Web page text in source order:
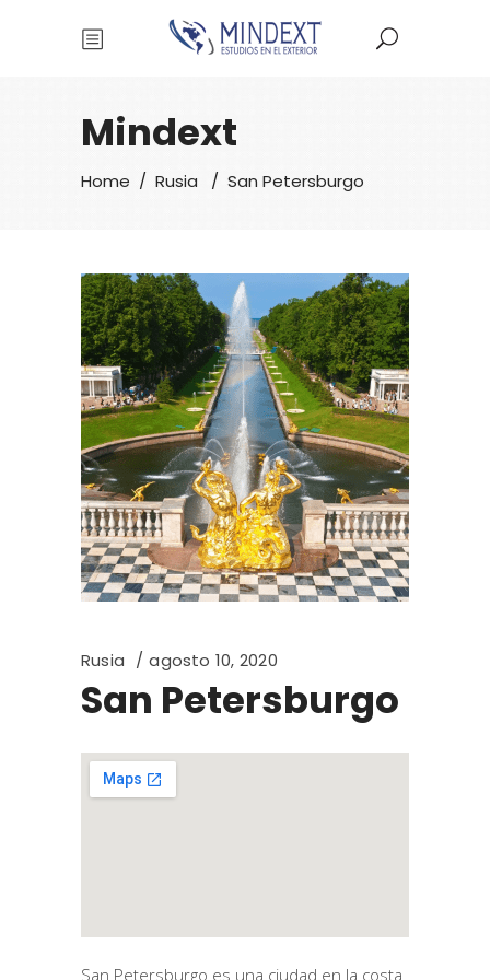
Mindext
Home / Rusia / San Petersburgo
Rusia agosto 10, 2020
San Petersburgo
San Petersburgo es una ciudad en la costa